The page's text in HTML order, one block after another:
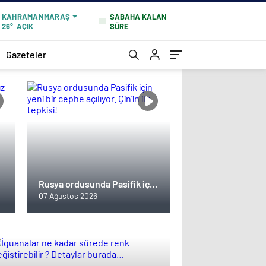
KAHRAMANMARAŞ
26° AÇIK
SABAHA KALAN
SÜRE
Gazeteler
Rusya ordusunda Pasifik için
yeni bir cephe açılıyor. Çin’in
07 Ağustos 2026